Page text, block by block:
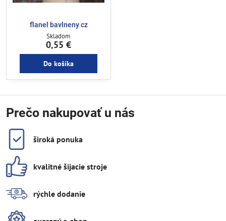
flanel bavlneny cz
Skladom
0,55 €
Do košíka
Prečo nakupovať u nás
široká ponuka
kvalitné šijacie stroje
rýchle dodanie